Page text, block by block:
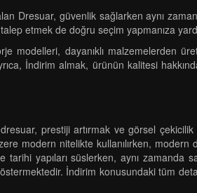
Dresuar, güvenlik sağlarken aynı
etmek de doğru seçim yapmanıza
modelleri, dayanıklı malzemelerden
İndirim almak, ürünün kalitesi
prestiji artırmak ve görsel çekicilik
modern nitelikte kullanılırken, modern
yapıları süslerken, aynı zamanda
İndirim konusundaki tüm